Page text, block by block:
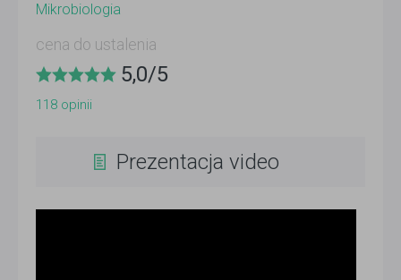
Mikrobiologia
cena do ustalenia
5,0/5
118 opinii
Prezentacja video